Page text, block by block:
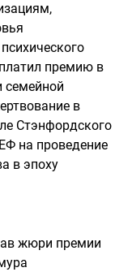
премию в
семейной
в
Стэнфордского
на проведение
в эпоху
жюри премии